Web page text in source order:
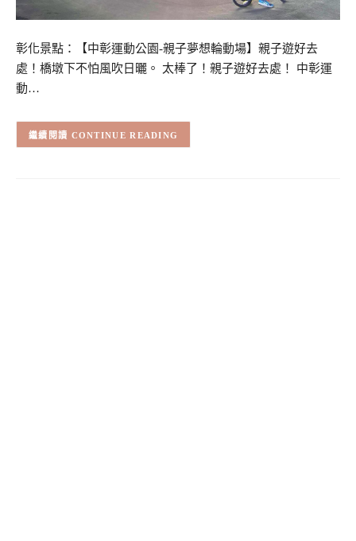
彰化景點：【中彰運動公園-親子夢想輪動場】親子遊好去
處！橋墩下不怕風吹日曬。 太棒了！親子遊好去處！ 中彰運
動…
CONTINUE READING